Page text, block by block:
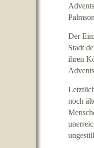
Der
Stadt
ihren
noch